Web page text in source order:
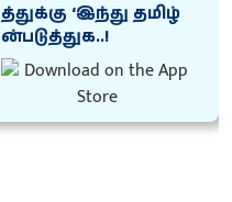
‘இந்து தமிழ்